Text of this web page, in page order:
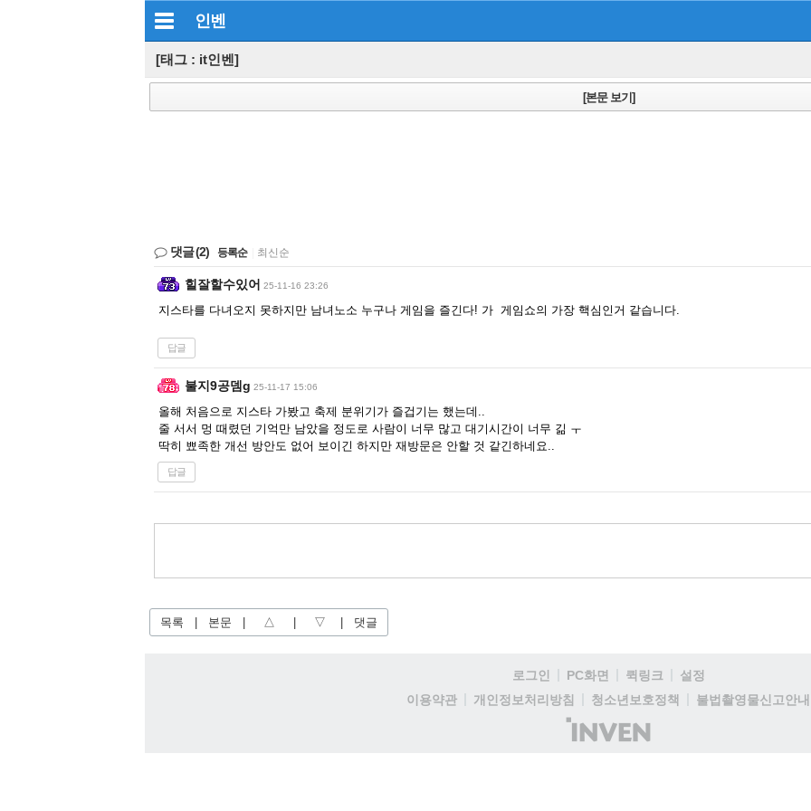
인벤
[태그 : it인벤]
[본문 보기]
댓글(2) 등록순 최신순
힐잘할수있어 25-11-16 23:26
지스타를 다녀오지 못하지만 남녀노소 누구나 게임을 즐긴다! 가 게임쇼의 가장 핵심인거 같습니다.
답글
불지9공뎀g 25-11-17 15:06
올해 처음으로 지스타 가봤고 축제 분위기가 즐겁기는 했는데..
줄 서서 멍 때렸던 기억만 남았을 정도로 사람이 너무 많고 대기시간이 너무 긺 ㅜ
딱히 뾰족한 개선 방안도 없어 보이긴 하지만 재방문은 안할 것 같긴하네요..
답글
목록 본문 △ ▽ 댓글
로그인 PC화면 퀵링크
설정
이용약관
개인정보처리방침 청소년보호정책
불법촬영물신고안내
(주)
인